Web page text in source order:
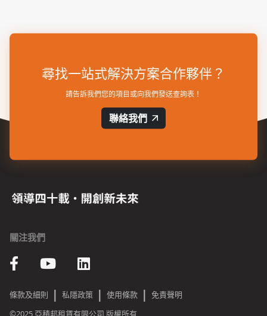
尋找一站式解決方案合作夥伴？
請告訴我們您的項目或向我們發送查詢表！
聯絡我們
關注我們
條款及細則 | 私隱政策 | 使用條款 | 免責聲明
©2025 亞積邦租賃有限公司 版權所有